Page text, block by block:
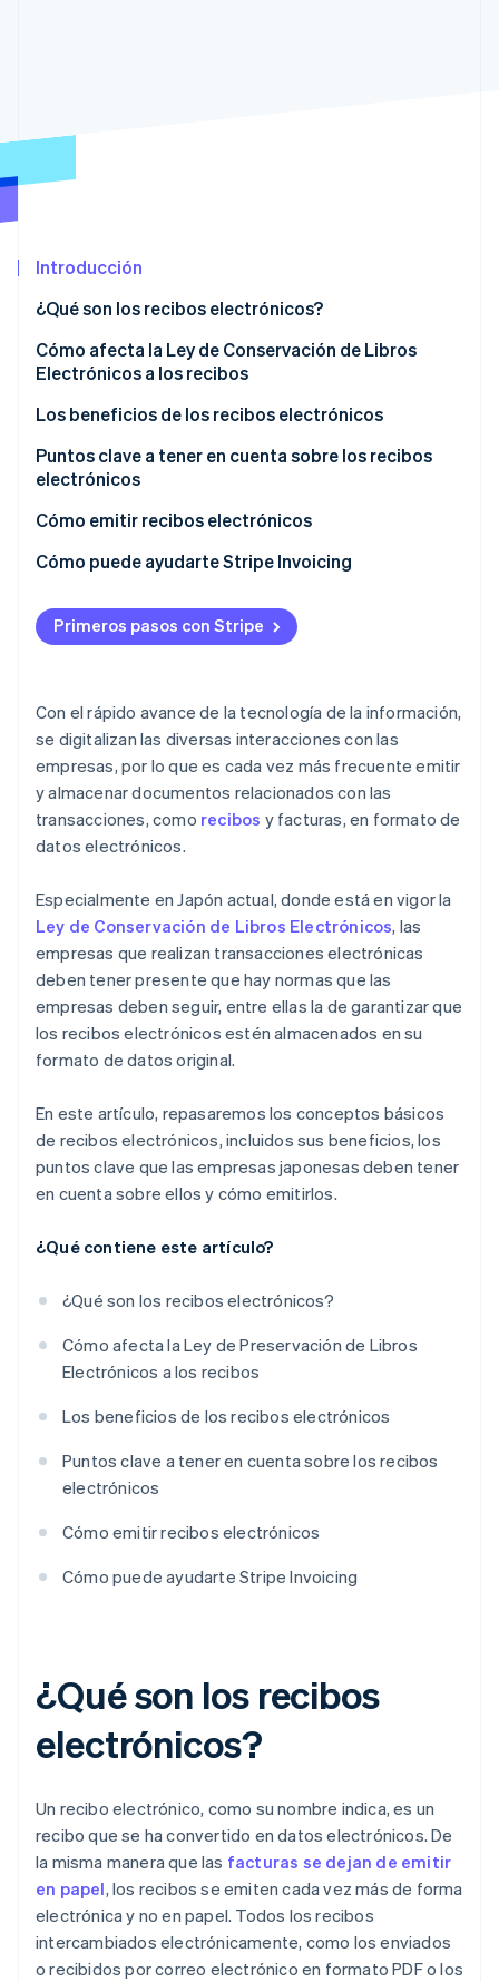
Introducción
¿Qué son los recibos electrónicos?
Cómo afecta la Ley de Conservación de Libros
Electrónicos a los recibos
Formato en papel
Formato electrónico
Los beneficios de los recibos electrónicos
Están exentos del impuesto sobre sellos
Puntos clave a tener en cuenta sobre los recibos
electrónicos
Cómo emitir recibos electrónicos
Cómo puede ayudarte Stripe Invoicing
Primeros pasos con Stripe
Con el rápido avance de la tecnología de la información,
se digitalizan las diversas interacciones con las
empresas, por lo que es cada vez más frecuente emitir
y almacenar documentos relacionados con las
transacciones, como recibos y facturas, en formato de
datos electrónicos.
Especialmente en Japón actual, donde está en vigor la
Ley de Conservación de Libros Electrónicos, las
empresas que realizan transacciones electrónicas
deben tener presente que hay normas que las
empresas deben seguir, entre ellas la de garantizar que
los recibos electrónicos estén almacenados en su
formato de datos original.
En este artículo, repasaremos los conceptos básicos
de recibos electrónicos, incluidos sus beneficios, los
puntos clave que las empresas japonesas deben tener
en cuenta sobre ellos y cómo emitirlos.
¿Qué contiene este artículo?
¿Qué son los recibos electrónicos?
Cómo afecta la Ley de Preservación de Libros
Electrónicos a los recibos
Los beneficios de los recibos electrónicos
Puntos clave a tener en cuenta sobre los recibos
electrónicos
Cómo emitir recibos electrónicos
Cómo puede ayudarte Stripe Invoicing
¿Qué son los recibos
electrónicos?
Un recibo electrónico, como su nombre indica, es un
recibo que se ha convertido en datos electrónicos. De
la misma manera que las facturas se dejan de emitir
en papel, los recibos se emiten cada vez más de forma
electrónica y no en papel. Todos los recibos
intercambiados electrónicamente, como los enviados
o recibidos por correo electrónico en formato PDF o los